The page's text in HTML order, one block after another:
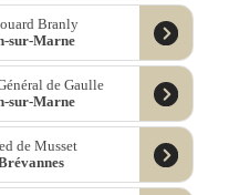
Branly
sur-Marne
de Gaulle
sur-Marne
de Musset